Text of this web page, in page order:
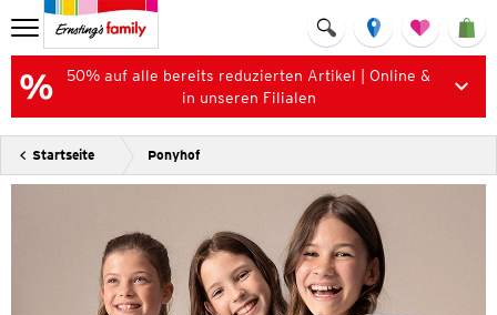
50% auf alle bereits reduzierten Artikel | Online &
in unseren Filialen
Startseite Ponyhof